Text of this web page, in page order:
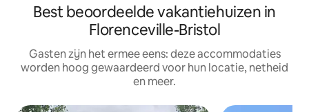
Best beoordeelde vakantiehuizen in
Florenceville-Bristol
Gasten zijn het ermee eens: deze accommodaties
worden hoog gewaardeerd voor hun locatie, netheid
en meer.